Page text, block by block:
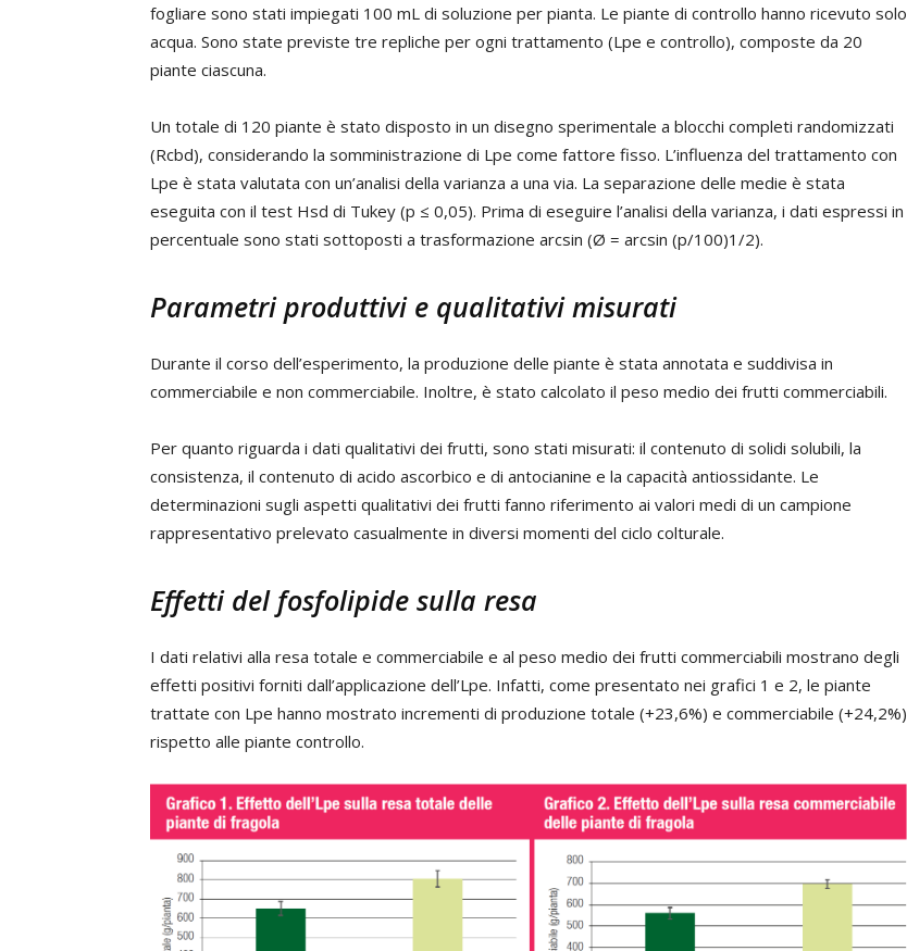
fogliare sono stati impiegati 100 mL di soluzione per pianta. Le piante di controllo hanno ricevuto solo
acqua. Sono state previste tre repliche per ogni trattamento (Lpe e controllo), composte da 20
piante ciascuna.
Un totale di 120 piante è stato disposto in un disegno sperimentale a blocchi completi randomizzati
(Rcbd), considerando la somministrazione di Lpe come fattore fisso. L’influenza del trattamento con
Lpe è stata valutata con un’analisi della varianza a una via. La separazione delle medie è stata
eseguita con il test Hsd di Tukey (p ≤ 0,05). Prima di eseguire l’analisi della varianza, i dati espressi in
percentuale sono stati sottoposti a trasformazione arcsin (Ø = arcsin (p/100)1/2).
Parametri produttivi e qualitativi misurati
Durante il corso dell’esperimento, la produzione delle piante è stata annotata e suddivisa in
commerciabile e non commerciabile. Inoltre, è stato calcolato il peso medio dei frutti commerciabili.
Per quanto riguarda i dati qualitativi dei frutti, sono stati misurati: il contenuto di solidi solubili, la
consistenza, il contenuto di acido ascorbico e di antocianine e la capacità antiossidante. Le
determinazioni sugli aspetti qualitativi dei frutti fanno riferimento ai valori medi di un campione
rappresentativo prelevato casualmente in diversi momenti del ciclo colturale.
Effetti del fosfolipide sulla resa
I dati relativi alla resa totale e commerciabile e al peso medio dei frutti commerciabili mostrano degli
effetti positivi forniti dall’applicazione dell’Lpe. Infatti, come presentato nei grafici 1 e 2, le piante
trattate con Lpe hanno mostrato incrementi di produzione totale (+23,6%) e commerciabile (+24,2%)
rispetto alle piante controllo.